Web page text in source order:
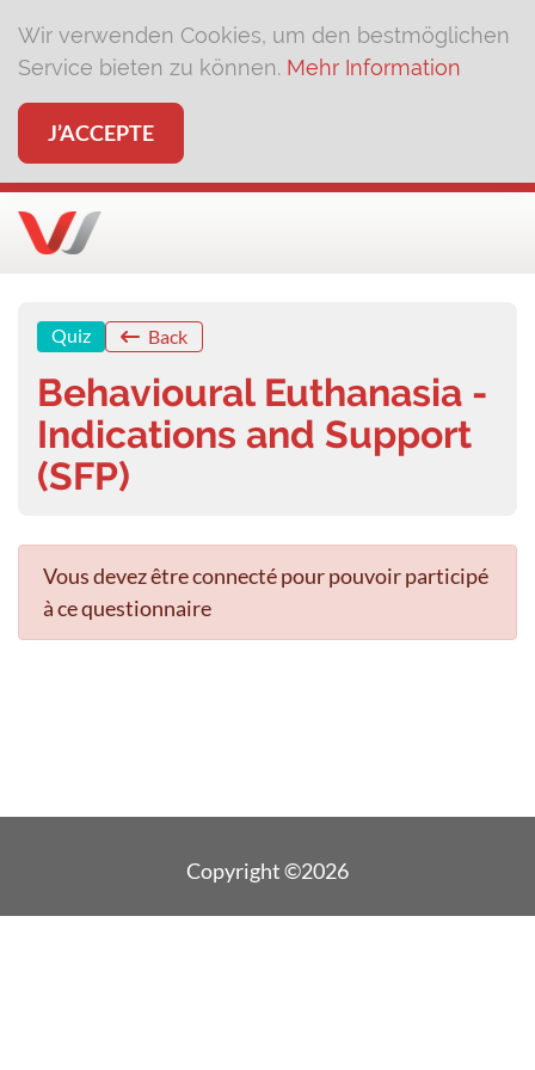
Wir verwenden Cookies, um den bestmöglichen
Service bieten zu können. Mehr Information
J’ACCEPTE
Quiz Back
Behavioural Euthanasia -
Indications and Support
(SFP)
Vous devez être connecté pour pouvoir participé
à ce questionnaire
Copyright ©2026